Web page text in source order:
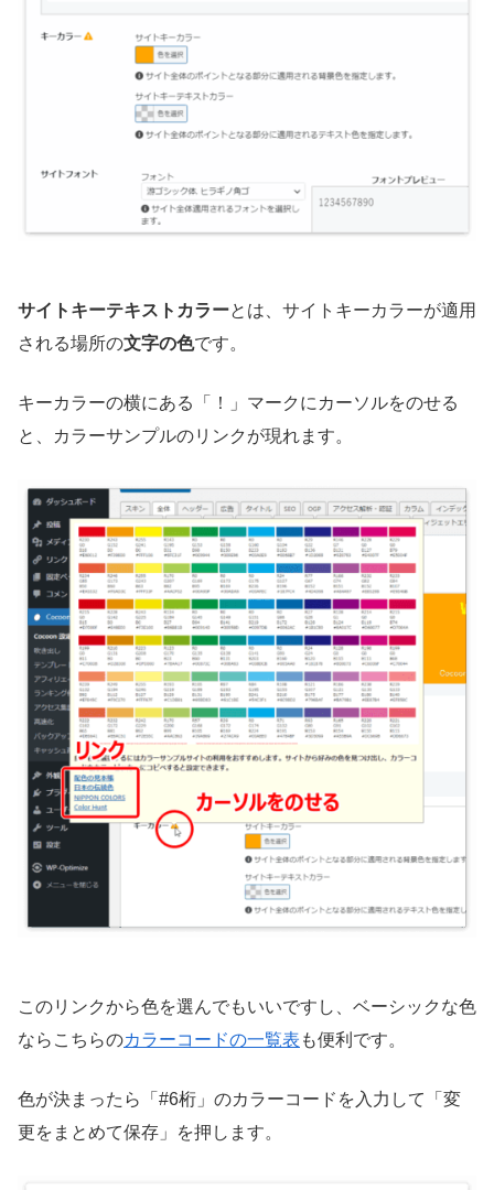
サイトキーテキストカラーとは、サイトキーカラーが適用
される場所の文字の色です。
キーカラーの横にある「！」マークにカーソルをのせる
と、カラーサンプルのリンクが現れます。
このリンクから色を選んでもいいですし、ベーシックな色
ならこちらのカラーコードの一覧表 も便利です。
色が決まったら「#6桁」のカラーコードを入力して「変
更をまとめて保存」を押します。